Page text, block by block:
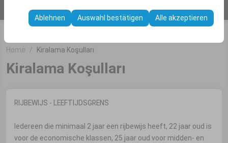
und Kontinuität Ihres Erlebnisses auf der Plattform
sicherzustellen, indem Ihre
und andere Konfigurationen gespeichert werden.
Ablehnen Auswahl bestätigen Alle akzeptieren
Home Kiralama Koşulları
Kiralama Koşulları
RIJBEWIJS - LEEFTIJDSGRENS
Iedereen die minimaal 2 jaar een rijbewijs heeft, 22 jaar oud is
voor de economische klassen, 25 jaar oud voor midden- en